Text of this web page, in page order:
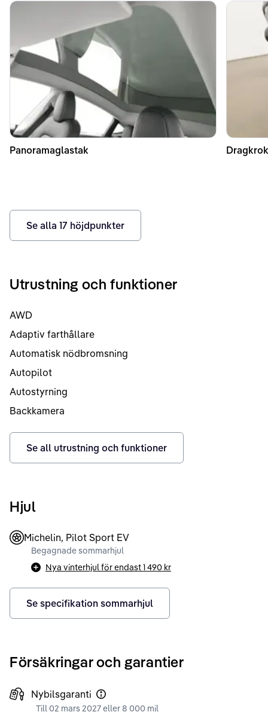
Panoramaglastak
Se alla 17 höjdpunkter
Utrustning och funktioner
AWD
Adaptiv farthållare
Automatisk nödbromsning
Autopilot
Autostyrning
Backkamera
Se all utrustning och funktioner
Hjul
Michelin, Pilot Sport EV
Begagnade sommarhjul
Nya vinterhjul för endast1 490 kr
Se specifikation sommarhjul
Försäkringar och garantier
Nybilsgaranti
Till 02 mars 2027 eller 8 000 mil